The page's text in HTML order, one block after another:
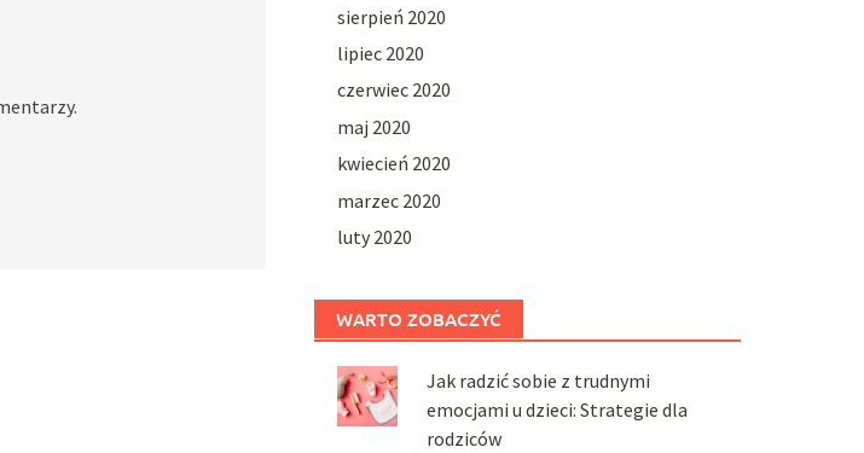
sierpień 2020
lipiec 2020
czerwiec 2020
maj 2020
kwiecień 2020
marzec 2020
luty 2020
WARTO ZOBACZYĆ
Jak radzić sobie z trudnymi
emocjami u dzieci: Strategie dla
rodziców